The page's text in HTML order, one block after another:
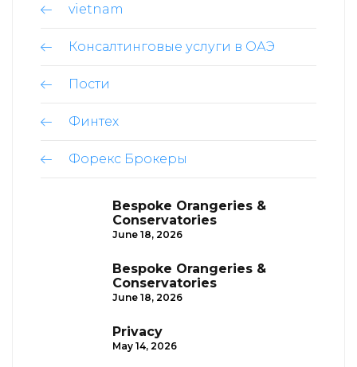
vietnam
Консалтинговые услуги в ОАЭ
Пости
Финтех
Форекс Брокеры
Bespoke Orangeries &
Conservatories
June 18, 2026
Bespoke Orangeries &
Conservatories
June 18, 2026
Privacy
May 14, 2026